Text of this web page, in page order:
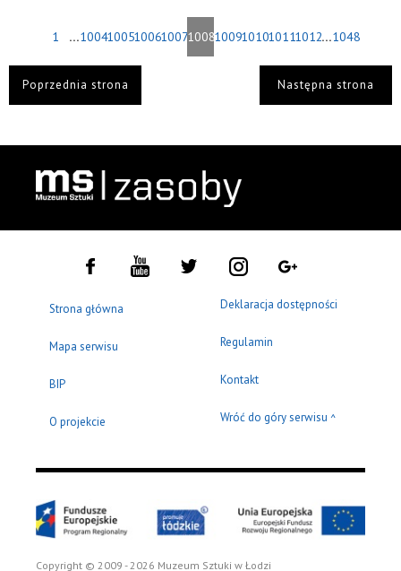
1 ...100410051006100710081009101010111012...1048
Poprzednia strona Następna strona
Strona główna
Mapa serwisu
BIP
O projekcie
Deklaracja dostępności
Regulamin
Kontakt
Wróć do góry serwisu ^
Copyright © 2009 - 2026 Muzeum Sztuki w Łodzi